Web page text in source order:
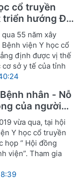
cổ truyền
triển hướng Đa
truyền
55 năm xây
viện Y học cổ
định được vị thế
sở y tế của tỉnh
nhân - Nỗ
của người
vừa qua, tại hội
Y học cổ truyền
họp “ Hội đồng
viện”. Tham gia